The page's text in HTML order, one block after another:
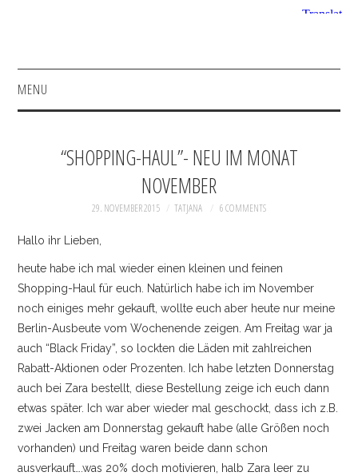
MENU
FASHION
INSTAGRAM
FACEBOOK
KONTAKT
IMPRESSUM
“SHOPPING-HAUL”- NEU IM MONAT
NOVEMBER
29. NOVEMBER 2015 TATJANA 6 COMMENTS
Hallo ihr Lieben,
heute habe ich mal wieder einen kleinen und feinen
Shopping-Haul für euch. Natürlich habe ich im November
noch einiges mehr gekauft, wollte euch aber heute nur meine
Berlin-Ausbeute vom Wochenende zeigen. Am Freitag war ja
auch “Black Friday”, so lockten die Läden mit zahlreichen
Rabatt-Aktionen oder Prozenten. Ich habe letzten Donnerstag
auch bei Zara bestellt, diese Bestellung zeige ich euch dann
etwas später. Ich war aber wieder mal geschockt, dass ich z.B.
zwei Jacken am Donnerstag gekauft habe (alle Größen noch
vorhanden) und Freitag waren beide dann schon
ausverkauft….was 20% doch motivieren, halb Zara leer zu